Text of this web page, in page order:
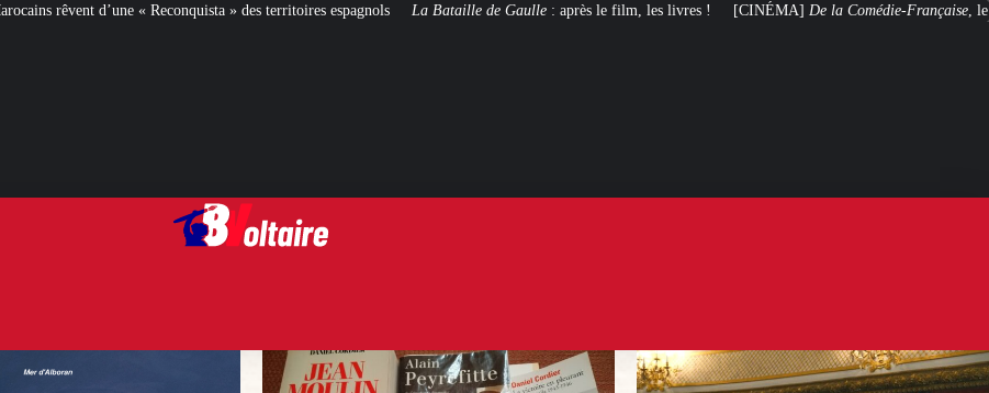
des territoires espagnols La Bataille de Gaulle: après le film, les livres ! [CINÉMA]De la Comédie-Française, le film de troupe qui ne manque pas